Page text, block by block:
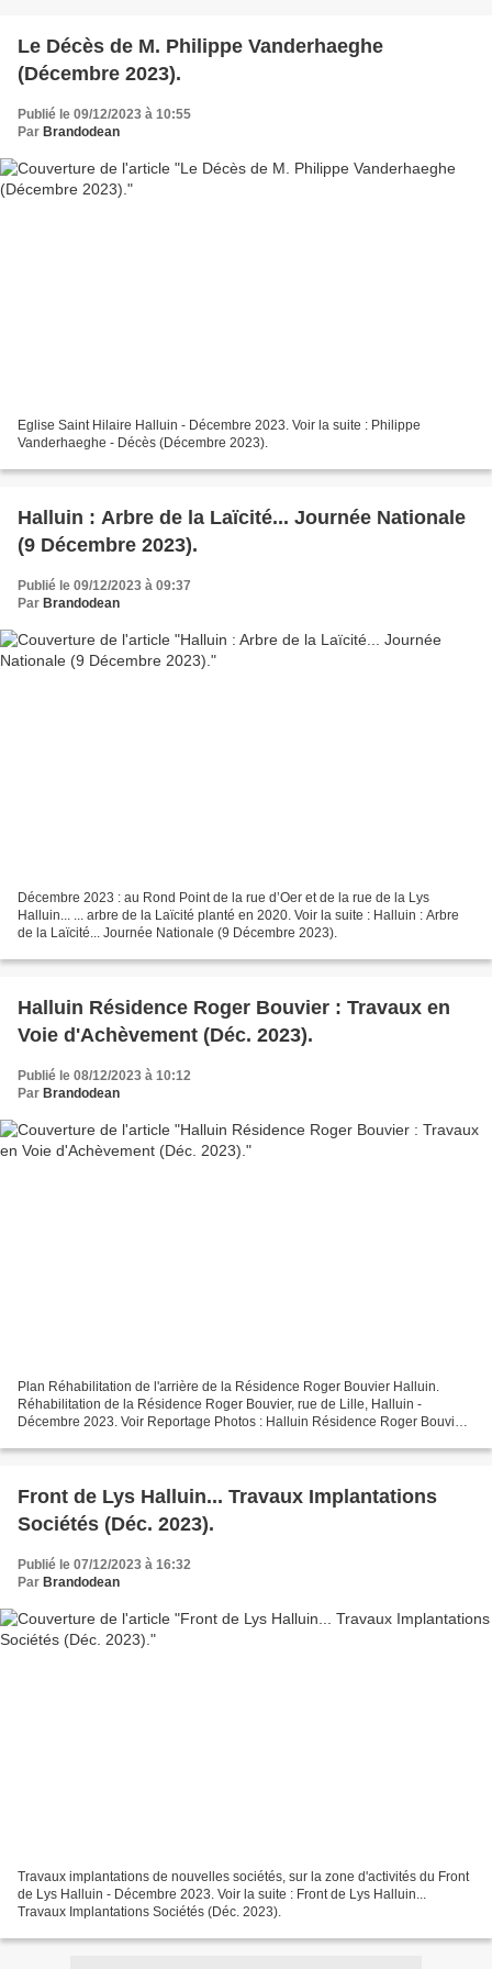
Le Décès de M. Philippe Vanderhaeghe
(Décembre 2023).
Publié le 09/12/2023 à 10:55
Par Brandodean
Eglise Saint Hilaire Halluin - Décembre 2023. Voir la suite : Philippe
Vanderhaeghe - Décès (Décembre 2023).
Halluin : Arbre de la Laïcité... Journée Nationale
(9 Décembre 2023).
Publié le 09/12/2023 à 09:37
Par Brandodean
Décembre 2023 : au Rond Point de la rue d’Oer et de la rue de la Lys
Halluin... ... arbre de la Laïcité planté en 2020. Voir la suite : Halluin : Arbre
de la Laïcité... Journée Nationale (9 Décembre 2023).
Halluin Résidence Roger Bouvier : Travaux en
Voie d'Achèvement (Déc. 2023).
Publié le 08/12/2023 à 10:12
Par Brandodean
Plan Réhabilitation de l'arrière de la Résidence Roger Bouvier Halluin.
Réhabilitation de la Résidence Roger Bouvier, rue de Lille, Halluin -
Décembre 2023. Voir Reportage Photos : Halluin Résidence Roger Bouvier :
Front de Lys Halluin... Travaux Implantations
Sociétés (Déc. 2023).
Publié le 07/12/2023 à 16:32
Par Brandodean
Travaux implantations de nouvelles sociétés, sur la zone d'activités du Front
de Lys Halluin - Décembre 2023. Voir la suite : Front de Lys Halluin...
Travaux Implantations Sociétés (Déc. 2023).